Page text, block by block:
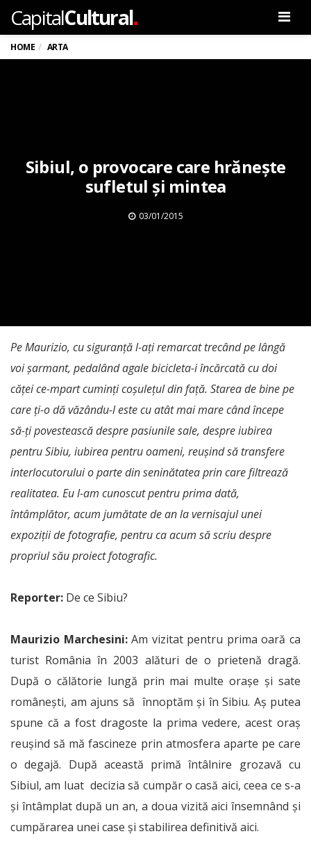
CapitalCultural.
HOME ARTA
Sibiul, o provocare care hrănește
sufletul și mintea
03/01/2015
Pe Maurizio, cu siguranță l-ați remarcat trecând pe lângă
voi șarmant, pedalând agale bicicleta-i încărcată cu doi
căței ce-mpart cuminți coșulețul din față. Starea de bine pe
care ți-o dă văzându-l este cu atât mai mare când începe
să-ți povestească despre pasiunile sale, despre iubirea
pentru Sibiu, iubirea pentru oameni, reușind să transfere
interlocutorului o parte din seninătatea prin care filtrează
realitatea. Eu l-am cunoscut pentru prima dată,
întâmplător, acum jumătate de an la vernisajul unei
expoziții de fotografie, pentru ca acum să scriu despre
propriul său proiect fotografic.
Reporter: De ce Sibiu?
Maurizio Marchesini:Am vizitat pentru prima oară ca
turist România în 2003 alături de o prietenă dragă.
După o călătorie lungă prin mai multe orașe și sate
românești, am ajuns să înnoptăm și în Sibiu. Aș putea
spune că a fost dragoste la prima vedere, acest oraș
reușind să mă fascineze prin atmosfera aparte pe care
o degajă. După această primă întâlnire grozavă cu
Sibiul, am luat decizia să cumpăr o casă aici, ceea ce s-a
și întâmplat după un an, a doua vizită aici însemnând și
cumpărarea unei case și stabilirea definitivă aici.